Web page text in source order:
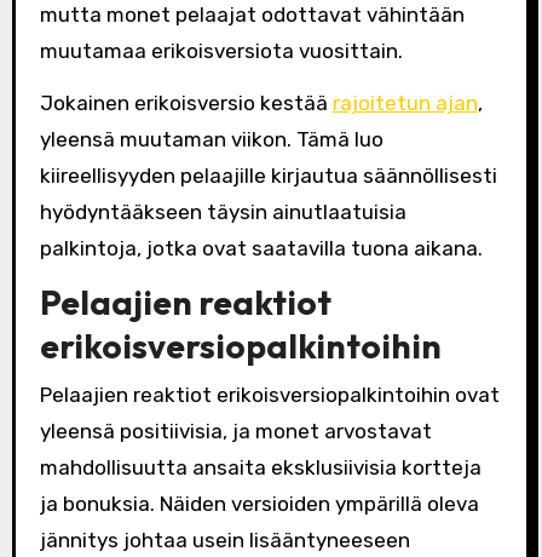
mutta monet pelaajat odottavat vähintään
muutamaa erikoisversiota vuosittain.
Jokainen erikoisversio kestää rajoitetun ajan,
yleensä muutaman viikon. Tämä luo
kiireellisyyden pelaajille kirjautua säännöllisesti
hyödyntääkseen täysin ainutlaatuisia
palkintoja, jotka ovat saatavilla tuona aikana.
Pelaajien reaktiot
erikoisversiopalkintoihin
Pelaajien reaktiot erikoisversiopalkintoihin ovat
yleensä positiivisia, ja monet arvostavat
mahdollisuutta ansaita eksklusiivisia kortteja
ja bonuksia. Näiden versioiden ympärillä oleva
jännitys johtaa usein lisääntyneeseen